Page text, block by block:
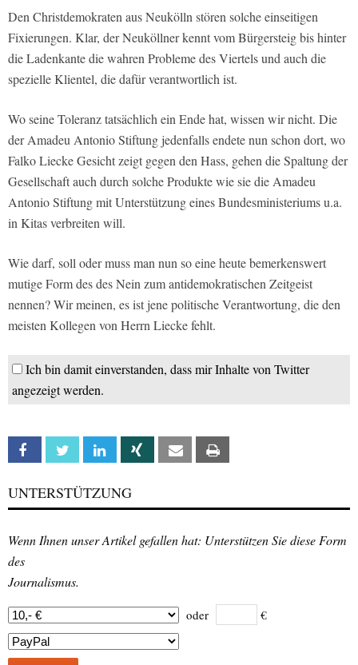
Den Christdemokraten aus Neukölln stören solche einseitigen
Fixierungen. Klar, der Neuköllner kennt vom Bürgersteig bis hinter
die Ladenkante die wahren Probleme des Viertels und auch die
spezielle Klientel, die dafür verantwortlich ist.
Wo seine Toleranz tatsächlich ein Ende hat, wissen wir nicht. Die
der Amadeu Antonio Stiftung jedenfalls endete nun schon dort, wo
Falko Liecke Gesicht zeigt gegen den Hass, gehen die Spaltung der
Gesellschaft auch durch solche Produkte wie sie die Amadeu
Antonio Stiftung mit Unterstützung eines Bundesministeriums u.a.
in Kitas verbreiten will.
Wie darf, soll oder muss man nun so eine heute bemerkenswert
mutige Form des des Nein zum antidemokratischen Zeitgeist
nennen? Wir meinen, es ist jene politische Verantwortung, die den
meisten Kollegen von Herrn Liecke fehlt.
Ich bin damit einverstanden, dass mir Inhalte von Twitter
angezeigt werden.
Facebook Twitter Linkedin Xing Email
UNTERSTÜTZUNG
Wenn Ihnen unser Artikel gefallen hat: Unterstützen Sie diese Form
des
Journalismus.
oder €